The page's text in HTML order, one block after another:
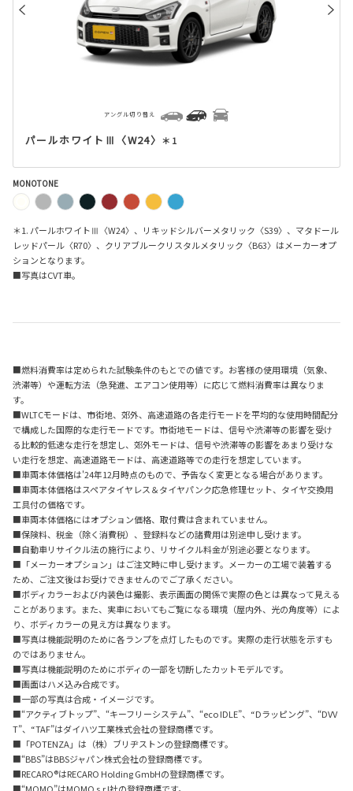
パールホワイトⅢ〈W24〉 ＊1
アングル切り替え
MONOTONE
＊1. パールホワイトⅢ〈W24〉、リキッドシルバーメタリック〈S39〉、マタドール
レッドパール〈R70〉、クリアブルークリスタルメタリック〈B63〉はメーカーオプ
ションとなります。
■写真はCVT車。
■燃料消費率は定められた試験条件のもとでの値です。お客様の使用環境（気象、
渋滞等）や運転方法（急発進、エアコン使用等）に応じて燃料消費率は異なりま
す。
■WLTCモードは、市街地、郊外、高速道路の各走行モードを平均的な使用時間配分
で構成した国際的な走行モードです。市街地モードは、信号や渋滞等の影響を受け
る比較的低速な走行を想定し、郊外モードは、信号や渋滞等の影響をあまり受けな
い走行を想定、高速道路モードは、高速道路等での走行を想定しています。
■車両本体価格は'24年12月時点のもので、予告なく変更となる場合があります。
■車両本体価格はスペアタイヤレス＆タイヤパンク応急修理セット、タイヤ交換用
工具付の価格です。
■車両本体価格にはオプション価格、取付費は含まれていません。
■保険料、税金（除く消費税）、登録料などの諸費用は別途申し受けます。
■自動車リサイクル法の施行により、リサイクル料金が別途必要となります。
■「メーカーオプション」はご注文時に申し受けます。メーカーの工場で装着する
ため、ご注文後はお受けできませんのでご了承ください。
■ボディカラーおよび内装色は撮影、表示画面の関係で実際の色とは異なって見える
ことがあります。また、実車においてもご覧になる環境（屋内外、光の角度等）によ
り、ボディカラーの見え方は異なります。
■写真は機能説明のために各ランプを点灯したものです。実際の走行状態を示すも
のではありません。
■写真は機能説明のためにボディの一部を切断したカットモデルです。
■画面はハメ込み合成です。
■一部の写真は合成・イメージです。
■“アクティブトップ”、“キーフリーシステム”、“eco IDLE”、“Dラッピング”、“DVV
T”、“TAF”はダイハツ工業株式会社の登録商標です。
■「POTENZA」は（株）ブリヂストンの登録商標です。
■“BBS”はBBSジャパン株式会社の登録商標です。
■RECARO®はRECARO Holding GmbHの登録商標です。
■“MOMO”はMOMO s.r.l社の登録商標です。